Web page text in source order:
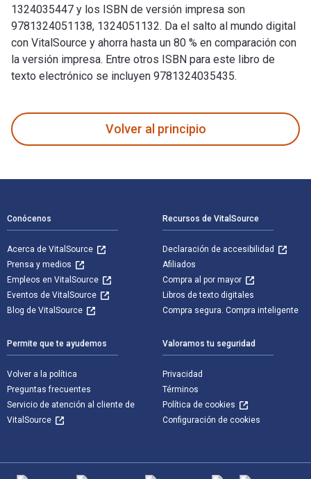
1324035447 y los ISBN de versión impresa son
9781324051138, 1324051132. Da el salto al mundo digital
con VitalSource y ahorra hasta un 80 % en comparación con
la versión impresa. Entre otros ISBN para este libro de
texto electrónico se incluyen 9781324035435.
Volver al principio
Conócenos
Acerca de VitalSource
Prensa y medios
Empleos en VitalSource
Eventos de VitalSource
Blog de VitalSource
Recursos de VitalSource
Declaración de accesibilidad
Afiliados
Compra al por mayor
Libros de texto digitales
Compra segura. Compra inteligente
Permite que te ayudemos
Volver a la política
Preguntas frecuentes
Servicio de atención al cliente de
VitalSource
Valoramos tu seguridad
Privacidad
Términos
Política de cookies
Configuración de cookies